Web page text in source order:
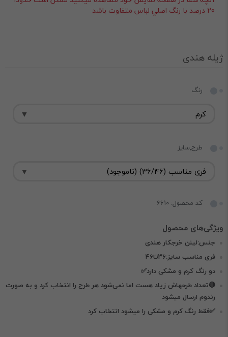
20 درصد با رنگ اصلي لباس متفاوت باشد
ژیله هندی
رنگ
طرح,سایز
کد محصول: 6610
جنس:لینن خرجکار هندی
فری مناسب سایز:۳۶تا۴۶
دو رنگ کرم و مشکی دارد✅
🔴تعداد طرحهاش زیاد هست اما نمی‌شود هر طرح را انتخاب کرد و به صورت
رندوم ارسال میشود
✅فقط رنگ کرم و مشکی را میشود انتخاب کرد